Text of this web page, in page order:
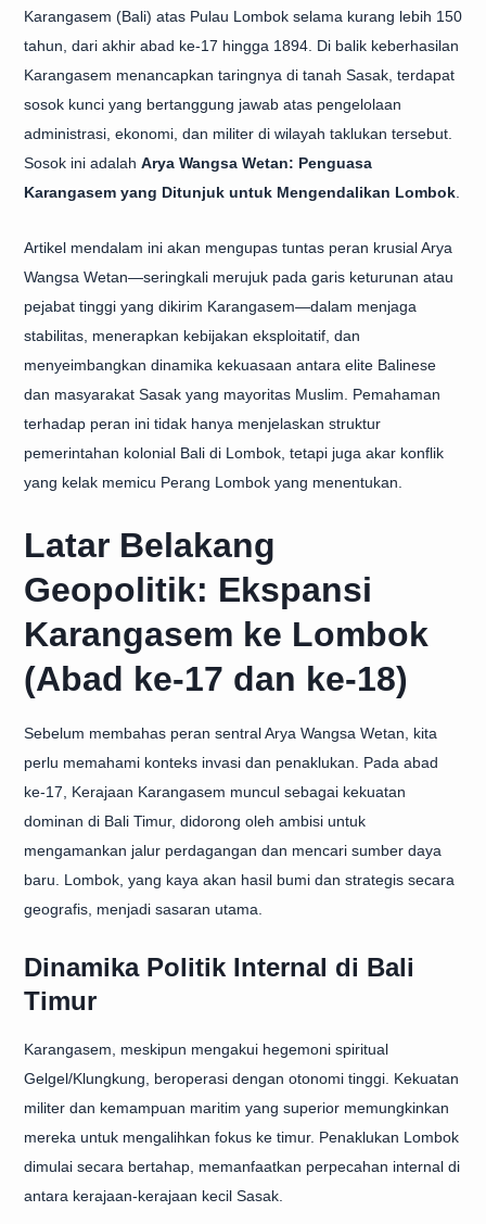
Karangasem (Bali) atas Pulau Lombok selama kurang lebih 150
tahun, dari akhir abad ke-17 hingga 1894. Di balik keberhasilan
Karangasem menancapkan taringnya di tanah Sasak, terdapat
sosok kunci yang bertanggung jawab atas pengelolaan
administrasi, ekonomi, dan militer di wilayah taklukan tersebut.
Sosok ini adalah Arya Wangsa Wetan: Penguasa
Karangasem yang Ditunjuk untuk Mengendalikan Lombok
Artikel mendalam ini akan mengupas tuntas peran krusial Arya
Wangsa Wetan—seringkali merujuk pada garis keturunan atau
pejabat tinggi yang dikirim Karangasem—dalam menjaga
stabilitas, menerapkan kebijakan eksploitatif, dan
menyeimbangkan dinamika kekuasaan antara elite Balinese
dan masyarakat Sasak yang mayoritas Muslim. Pemahaman
terhadap peran ini tidak hanya menjelaskan struktur
pemerintahan kolonial Bali di Lombok, tetapi juga akar konflik
yang kelak memicu Perang Lombok yang menentukan.
Latar Belakang
Geopolitik: Ekspansi
Karangasem ke Lombok
(Abad ke-17 dan ke-18)
Sebelum membahas peran sentral Arya Wangsa Wetan, kita
perlu memahami konteks invasi dan penaklukan. Pada abad
ke-17, Kerajaan Karangasem muncul sebagai kekuatan
dominan di Bali Timur, didorong oleh ambisi untuk
mengamankan jalur perdagangan dan mencari sumber daya
baru. Lombok, yang kaya akan hasil bumi dan strategis secara
geografis, menjadi sasaran utama.
Dinamika Politik Internal di Bali
Timur
Karangasem, meskipun mengakui hegemoni spiritual
Gelgel/Klungkung, beroperasi dengan otonomi tinggi. Kekuatan
militer dan kemampuan maritim yang superior memungkinkan
mereka untuk mengalihkan fokus ke timur. Penaklukan Lombok
dimulai secara bertahap, memanfaatkan perpecahan internal di
antara kerajaan-kerajaan kecil Sasak.